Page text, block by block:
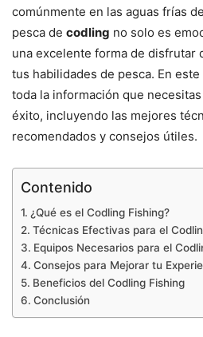
comúnmente en las aguas frías
pesca de codling no solo es
una excelente forma de disfrutar
tus habilidades de pesca. En
toda la información que
éxito, incluyendo las mejores
recomendados y consejos útiles.
Contenido
¿Qué es el Codling Fishing?
Técnicas Efectivas para el
Equipos Necesarios para el
Consejos para Mejorar tu
Beneficios del Codling Fishing
Conclusión